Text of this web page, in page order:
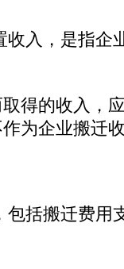
入，是指企
的收入，
为企业搬迁
括搬迁费用